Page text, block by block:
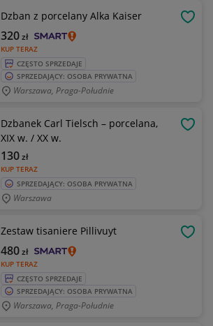
Dzban z porcelany Alka Kaiser
KUP TERAZ
320zł
CZĘSTO SPRZEDAJE
SPRZEDAJĄCY: OSOBA PRYWATNA
Warszawa, Praga-Południe
Dzbanek Carl Tielsch – porcelana,
XIX w. / XX w.
KUP TERAZ
130zł
SPRZEDAJĄCY: OSOBA PRYWATNA
Warszawa
Zestaw tisaniere Pillivuyt
KUP TERAZ
480zł
CZĘSTO SPRZEDAJE
SPRZEDAJĄCY: OSOBA PRYWATNA
Warszawa, Praga-Południe